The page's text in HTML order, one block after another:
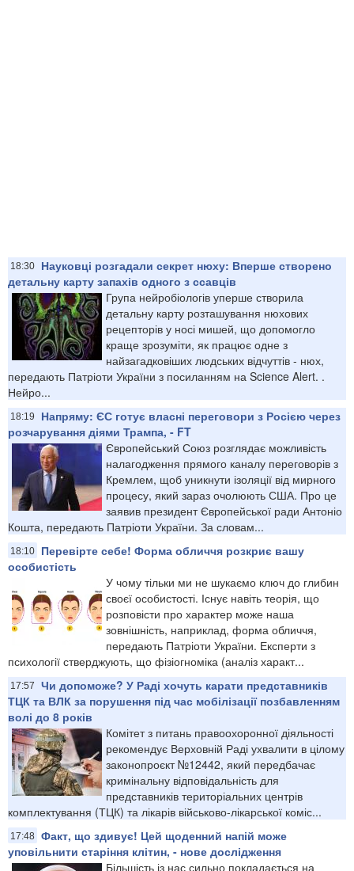
18:30
Науковці розгадали секрет нюху: Вперше створено
детальну карту запахів одного з ссавців
Група нейробіологів уперше створила
детальну карту розташування нюхових
рецепторів у носі мишей, що допомогло
краще зрозуміти, як працює одне з
найзагадковіших людських відчуттів - нюх,
передають Патріоти України з посиланням на Science Alert. .
Нейро...
18:19
Напряму: ЄС готує власні переговори з Росією через
розчарування діями Трампа, - FT
Європейський Союз розглядає можливість
налагодження прямого каналу переговорів з
Кремлем, щоб уникнути ізоляції від мирного
процесу, який зараз очолюють США. Про це
заявив президент Європейської ради Антоніо
Кошта, передають Патріоти України. За словам...
18:10
Перевірте себе! Форма обличчя розкриє вашу
особистість
У чому тільки ми не шукаємо ключ до глибин
своєї особистості. Існує навіть теорія, що
розповісти про характер може наша
зовнішність, наприклад, форма обличчя,
передають Патріоти України. Експерти з
психології стверджують, що фізіогноміка (аналіз характ...
17:57
Чи допоможе? У Раді хочуть карати представників
ТЦК та ВЛК за порушення під час мобілізації позбавленням
волі до 8 років
Комітет з питань правоохоронної діяльності
рекомендує Верховній Раді ухвалити в цілому
законопроєкт №12442, який передбачає
кримінальну відповідальність для
представників територіальних центрів
комплектування (ТЦК) та лікарів військово-лікарської коміс...
17:48 Факт, що здивує! Цей щоденний напій може
уповільнити старіння клітин, - нове дослідження
Більшість із нас сильно покладається на